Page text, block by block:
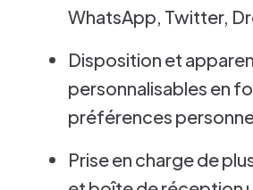
WhatsApp, Twitter,
Disposition et
personnalisables en
préférences
Prise en charge de